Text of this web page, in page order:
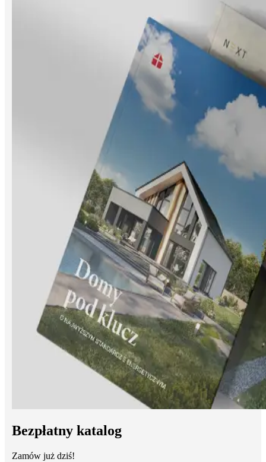
Bezpłatny katalog
Zamów już dziś!